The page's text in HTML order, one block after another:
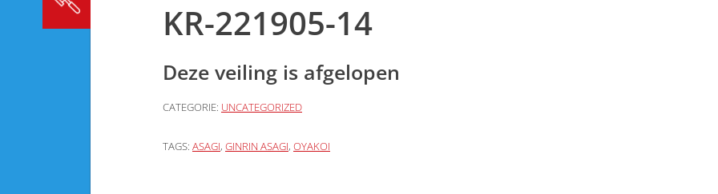
KR-221905-14
Deze veiling is afgelopen
CATEGORIE: UNCATEGORIZED
TAGS: ASAGI, GINRIN ASAGI, OYAKOI